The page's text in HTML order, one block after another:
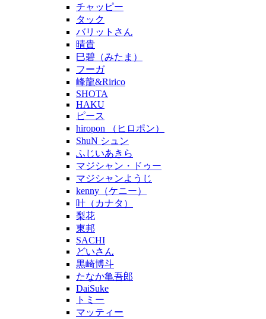
チャッピー
タック
バリットさん
晴貴
巳碧（みたま）
フーガ
峰龍&Ririco
SHOTA
HAKU
ピース
hiropon （ヒロポン）
ShuN シュン
ふじいあきら
マジシャン・ドゥー
マジシャンようじ
kenny（ケニー）
叶（カナタ）
梨花
東邦
SACHI
どいさん
黒崎博斗
たなか亀吾郎
DaiSuke
トミー
マッティー